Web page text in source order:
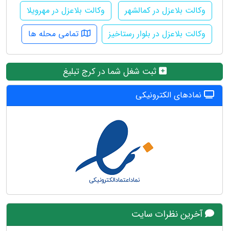
وکالت بلاعزل در کمالشهر
وکالت بلاعزل در مهرویلا
وکالت بلاعزل در بلوار رستاخیز
تمامی محله ها
ثبت شغل شما در کرج تبلیغ
نمادهای الکترونیکی
آخرین نظرات سایت